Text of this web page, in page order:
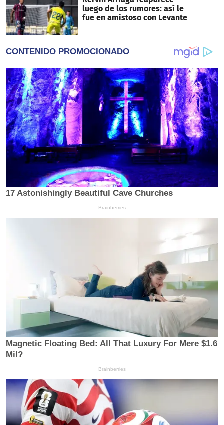
luego de los rumores: así le
fue en amistoso con Levante